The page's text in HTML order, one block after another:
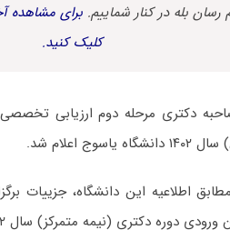
رسان بله در کنار شماییم. برای مشاهده
کلیک کنید.
اعلام شد.
اطلاعیه این دانشگاه، جزییات
(نیمه متمرکز) سال ۱۴۰۲ در دانشگاه یاسوج به شرح زیر است: